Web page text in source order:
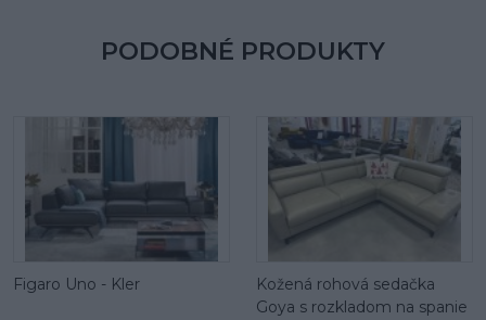
PODOBNÉ PRODUKTY
Figaro Uno - Kler
Kožená rohová sedačka
Goya s rozkladom na spanie